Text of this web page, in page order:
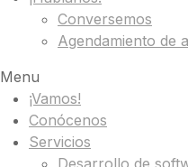
Conversemos
Agendamiento de
Menu
¡Vamos!
Conócenos
Servicios
Desarrollo de